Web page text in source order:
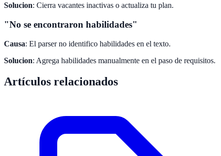
Solucion: Cierra vacantes inactivas o actualiza tu plan.
"No se encontraron habilidades"
Causa: El parser no identifico habilidades en el texto.
Solucion: Agrega habilidades manualmente en el paso de requisitos.
Artículos relacionados